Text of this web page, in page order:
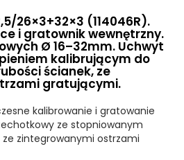
26×3+32×3 (114046R).
i gratownik wewnętrzny.
Ø 16–32mm. Uchwyt
kalibrującym do
ścianek, ze
gratującymi.
kalibrowanie i gratowanie
ze stopniowanym
zintegrowanymi ostrzami